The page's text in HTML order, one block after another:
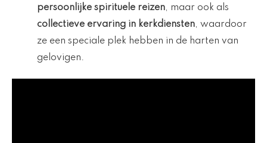
persoonlijke spirituele reizen, maar ook als
collectieve ervaring in kerkdiensten, waardoor
ze een speciale plek hebben in de harten van
gelovigen.